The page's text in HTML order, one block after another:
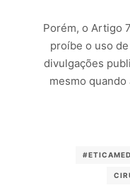
Porém, o Artigo
proíbe o uso
divulgações
mesmo